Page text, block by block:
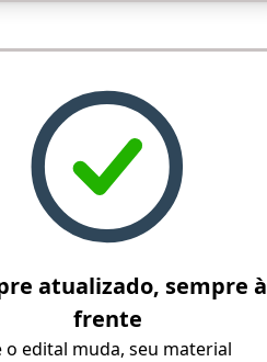
atualizado, sempre à
frente
o edital muda, seu material